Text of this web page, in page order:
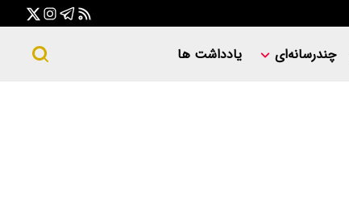
چندرسانه‌ای یادداشت ها